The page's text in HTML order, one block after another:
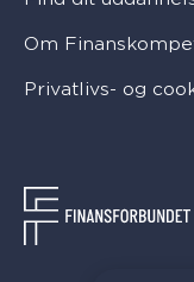
Om
Privatlivs- og